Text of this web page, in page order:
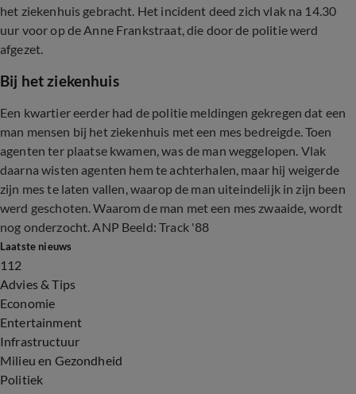
het ziekenhuis gebracht. Het incident deed zich vlak na 14.30
uur voor op de Anne Frankstraat, die door de politie werd
afgezet.
Bij het ziekenhuis
Een kwartier eerder had de politie meldingen gekregen dat een
man mensen bij het ziekenhuis met een mes bedreigde. Toen
agenten ter plaatse kwamen, was de man weggelopen. Vlak
daarna wisten agenten hem te achterhalen, maar hij weigerde
zijn mes te laten vallen, waarop de man uiteindelijk in zijn been
werd geschoten. Waarom de man met een mes zwaaide, wordt
nog onderzocht. ANP Beeld: Track '88
Laatste nieuws
112
Advies & Tips
Economie
Entertainment
Infrastructuur
Milieu en Gezondheid
Politiek